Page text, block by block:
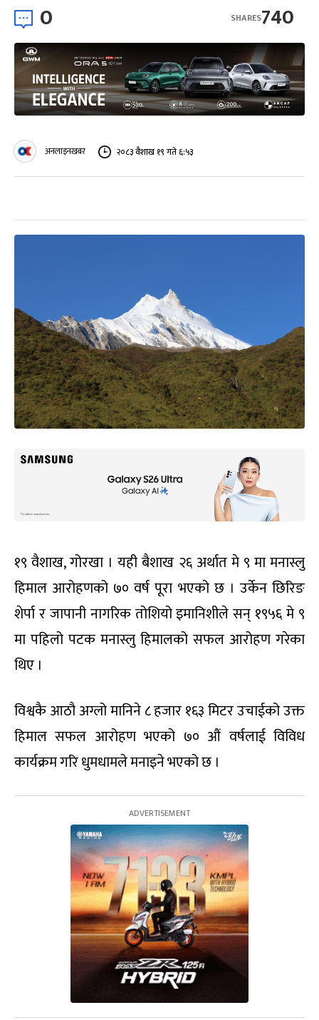
0 740
SHARES
अनलाइनखबर २०८३ वैशाख १९ गते ६:५३
१९ वैशाख, गोरखा । यही बैशाख २६ अर्थात मे ९ मा मनास्लु
हिमाल आरोहणको ७० वर्ष पूरा भएको छ । उर्केन छिरिङ
शेर्पा र जापानी नागरिक तोशियो इमानिशीले सन् १९५६ मे ९
मा पहिलो पटक मनास्लु हिमालको सफल आरोहण गरेका
थिए ।
विश्वकै आठौ अग्लो मानिने ८ हजार १६३ मिटर उचाईको उक्त
हिमाल सफल आरोहण भएको ७० औं वर्षलाई विविध
कार्यक्रम गरि धुमधामले मनाइने भएको छ ।